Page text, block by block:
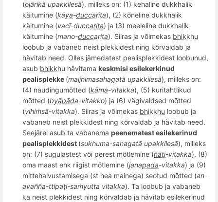
(oḷārikā upakkilesā), milleks on: (1) kehaline dukkhalik
käitumine (kāya-duccarita), (2) kõneline dukkhalik
käitumine (vacī-duccarita) ja (3) meeleline dukkhalik
käitumine (mano-duccarita). Siiras ja võimekas bhikkhu
loobub ja vabaneb neist plekkidest ning kõrvaldab ja
hävitab need. Olles jämedatest pealisplekkidest loobunud,
asub bhikkhu hävitama keskmisi esilekerkinud
pealisplekke (majjhimasahagatā upakkilesā), milleks on:
(4) naudingumõtted (kāma-vitakka), (5) kuritahtlikud
mõtted (byāpāda-vitakko) ja (6) vägivaldsed mõtted
(vihiṁsā-vitakka). Siiras ja võimekas bhikkhu loobub ja
vabaneb neist plekkidest ning kõrvaldab ja hävitab need.
Seejärel asub ta vabanema peenematest esilekerinud
pealisplekkidest (sukhuma-sahagatā upakkilesā), milleks
on: (7) sugulastest või perest mõtlemine (ñāti-vitakka), (8)
oma maast ehk riigist mõtlemine (janapada-vitakka) ja (9)
mittehalvustamisega (st hea mainega) seotud mõtted (an-
avañña-ttipaṭi-saṁyutta vitakka). Ta loobub ja vabaneb
ka neist plekkidest ning kõrvaldab ja hävitab esilekerinud